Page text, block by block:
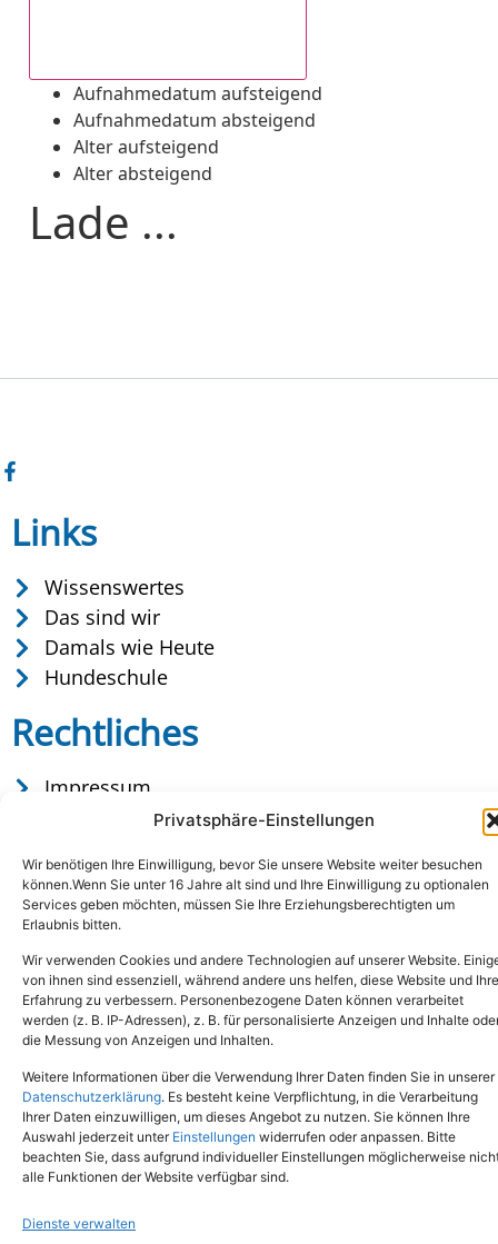
Privatsphäre-Einstellungen
Wir benötigen Ihre Einwilligung, bevor Sie unsere Website weiter besuchen
können.Wenn Sie unter 16 Jahre alt sind und Ihre Einwilligung zu optionalen
Services geben möchten, müssen Sie Ihre Erziehungsberechtigten um
Erlaubnis bitten.
Wir verwenden Cookies und andere Technologien auf unserer Website.
von ihnen sind essenziell, während andere uns helfen, diese Website und Ihre
Erfahrung zu verbessern. Personenbezogene Daten können verarbeitet
werden (z. B. IP-Adressen), z. B. für personalisierte Anzeigen und Inhalte
die Messung von Anzeigen und Inhalten.
Weitere Informationen über die Verwendung Ihrer Daten finden Sie in unserer
Datenschutzerklärung. Es besteht keine Verpflichtung, in die Verarbeitung
Ihrer Daten einzuwilligen, um dieses Angebot zu nutzen. Sie können Ihre
Auswahl jederzeit unter Einstellungen widerrufen oder anpassen. Bitte
beachten Sie, dass aufgrund individueller Einstellungen möglicherweise
alle Funktionen der Website verfügbar sind.
Dienste verwalten
Aufnahmedatum aufsteigend
Aufnahmedatum absteigend
Alter aufsteigend
Alter absteigend
Lade ...
Links
Wissenswertes
Das sind wir
Damals wie Heute
Hundeschule
Rechtliches
Impressum
Datenschutz
Copyright © 2024. Alle Rechte vorbehalten.
Tel.: (02651) - 77438info@tierheim-mayen.de
In der Pluns 1, 56727 Mayen